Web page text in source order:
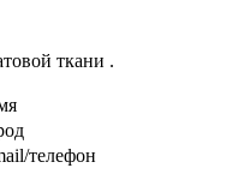
ткани .
телефон